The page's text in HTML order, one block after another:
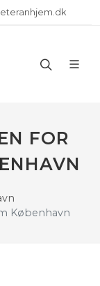
FOR
København